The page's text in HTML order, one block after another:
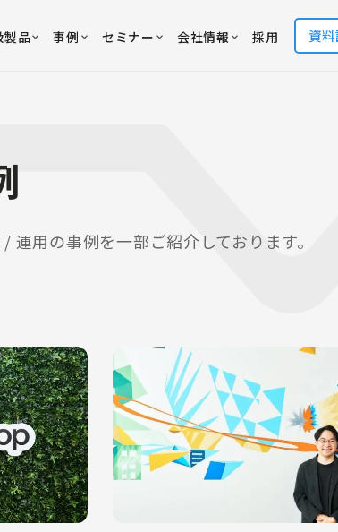
製品 事例 セミナー 会社情報 採用 資
用の事例を一部ご紹介しております。